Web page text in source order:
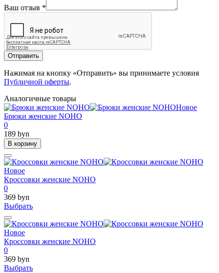
Ваш отзыв *
Отправить
Нажимая на кнопку «Отправить» вы принимаете условия
Публичной оферты.
Аналогичные товары
Новое
Брюки женские NOHO
0
189 byn
В корзину
Новое
Кроссовки женские NOHO
0
369 byn
Выбрать
Новое
Кроссовки женские NOHO
0
369 byn
Выбрать